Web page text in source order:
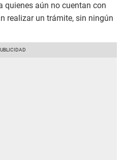
quienes aún no cuentan con
realizar un trámite, sin ningún